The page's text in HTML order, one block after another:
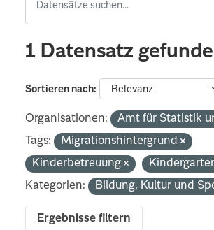
1 Datensatz
Sortieren nach
Organisationen:
Amt für Statistik
Tags:
Migrationshintergrund
Kinderbetreuung
Kategorien:
Bildung, Kultur und
Ergebnisse filtern